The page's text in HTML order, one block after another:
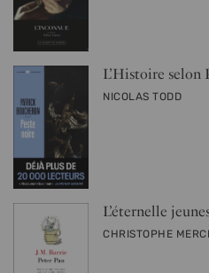
L’Histoire selon
PAR
NICOLAS TODD
L’éternelle
PAR
CHRISTOPHE